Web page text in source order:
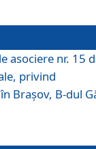
asociere nr. 15
privind
Brașov, B-dul